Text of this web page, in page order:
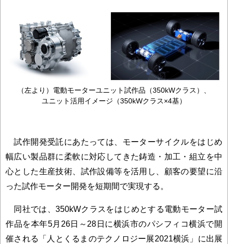
（左より）電動モーターユニット試作品（350kWクラス）、
ユニット活用イメージ（350kWクラス×4基）
試作開発受託にあたっては、モーターサイクルをはじめ
幅広い製品群に柔軟に対応してきた鋳造・加工・組立を中
心とした生産技術、試作設備等を活用し、顧客の要望に沿
った試作モーター開発を短期間で実現する。
同社では、350kWクラスをはじめとする電動モーター試
作品を本年5月26日～28日に横浜市のパシフィコ横浜で開
催される「人とくるまのテクノロジー展2021横浜」に出展